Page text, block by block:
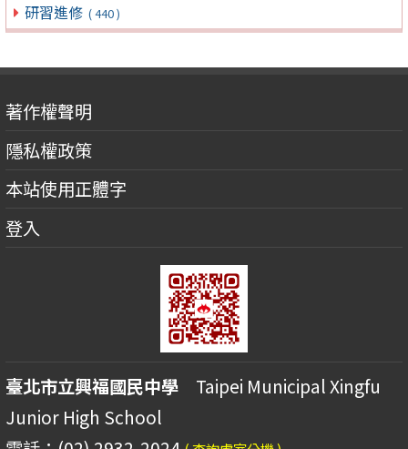
研習進修 ( 440 )
著作權聲明
隱私權政策
本站使用正體字
登入
臺北市立興福國民中學 Taipei Municipal Xingfu
Junior High School